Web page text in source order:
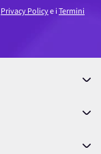
Privacy Policye iTermini